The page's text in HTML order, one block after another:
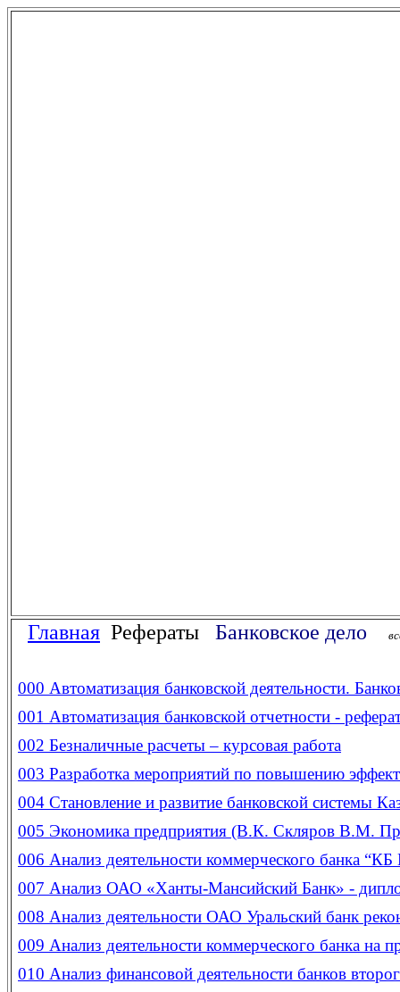
Главная Рефераты Банковское дело
000 Автоматизация банковской деятельности.
001 Автоматизация банковской отчетности -
002 Безналичные расчеты – курсовая работа
003 Разработка мероприятий по повышению
004 Становление и развитие банковской системы
005 Экономика предприятия (В.К. Скляров В.М.
006 Анализ деятельности коммерческого банка
007 Анализ ОАО «Ханты-Мансийский Банк» -
008 Анализ деятельности ОАО Уральский банк
009 Анализ деятельности коммерческого банка на
010 Анализ финансовой деятельности банков